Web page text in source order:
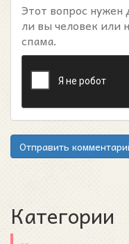
Этот вопрос нужен
ли вы человек или
спама.
Отправить
Категории